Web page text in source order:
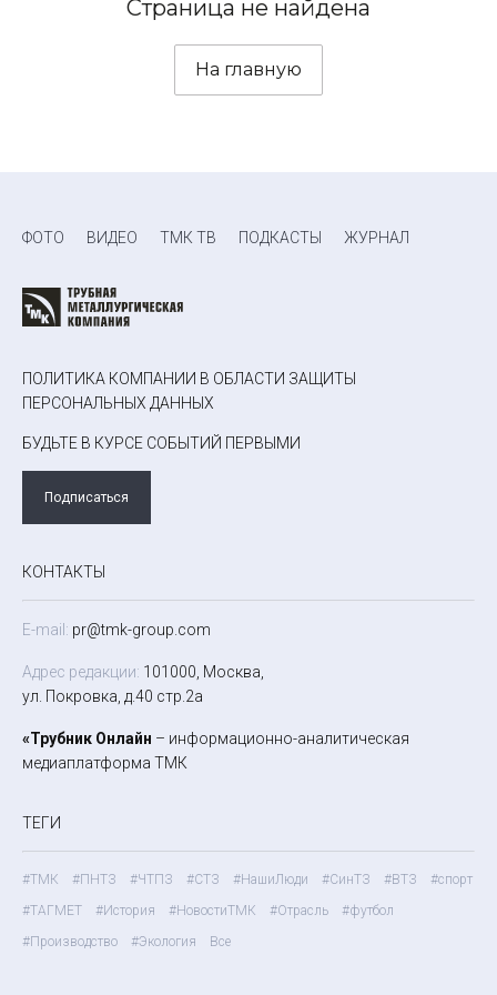
Страница не найдена
На главную
ФОТО ВИДЕО ТМК ТВ ПОДКАСТЫ ЖУРНАЛ
ПОЛИТИКА КОМПАНИИ В ОБЛАСТИ ЗАЩИТЫ
ПЕРСОНАЛЬНЫХ ДАННЫХ
БУДЬТЕ В КУРСЕ СОБЫТИЙ ПЕРВЫМИ
Подписаться
КОНТАКТЫ
E-mail: pr@tmk-group.com
Адрес редакции: 101000, Москва,
ул. Покровка, д.40 стр.2а
«Трубник Онлайн – информационно-аналитическая
медиаплатформа ТМК
ТЕГИ
#ТМК #ПНТЗ #ЧТПЗ #СТЗ #НашиЛюди #СинТЗ #ВТЗ
#спорт
#ТАГМЕТ
#История #НовостиТМК #Отрасль
#футбол
#Производство
#Экология Все